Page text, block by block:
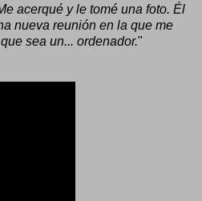
acerqué y le tomé una foto. Él
nueva reunión en la que me
sea un... ordenador."